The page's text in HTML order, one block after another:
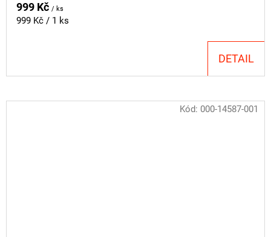
999 Kč / ks
Měrná
999 Kč / 1 ks
DETAIL
Kód: 000-14587-001